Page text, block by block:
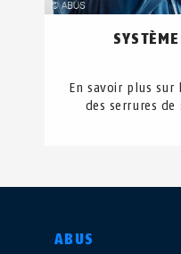
En savoir plus
des serrures
ABUS
CHOISIR UN PAYS